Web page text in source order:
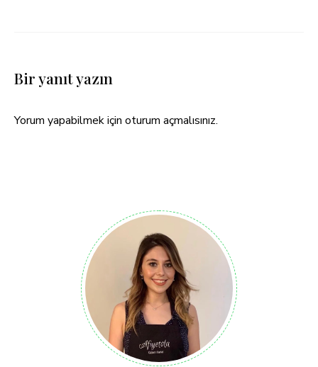
Bir yanıt yazın
Yorum yapabilmek için oturum açmalısınız.